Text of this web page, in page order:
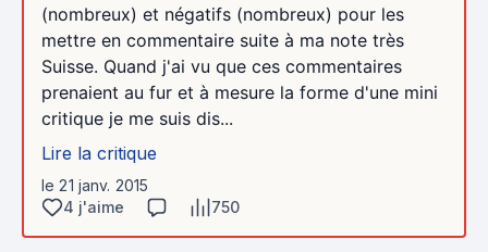
(nombreux) et négatifs (nombreux) pour les
mettre en commentaire suite à ma note très
Suisse. Quand j'ai vu que ces commentaires
prenaient au fur et à mesure la forme d'une mini
critique je me suis dis...
Lire la critique
le 21 janv. 2015
4 j'aime
750